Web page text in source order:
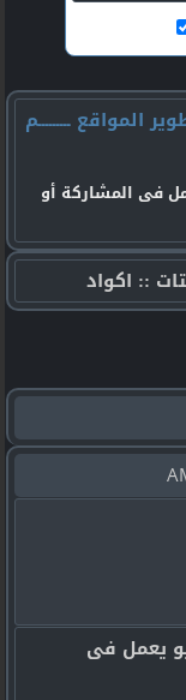
المواقع ـــــــــم
فى المشاركة أو
:: اكواد
يعمل فى